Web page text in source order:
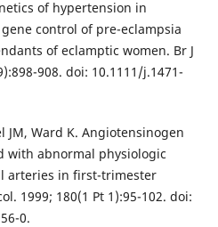
of hypertension in
control of pre-eclampsia
of eclamptic women. Br J
908. doi: 10.1111/j.1471-
JM, Ward K. Angiotensinogen
with abnormal physiologic
arteries in first-trimester
1999; 180(1 Pt 1):95-102. doi:
0.